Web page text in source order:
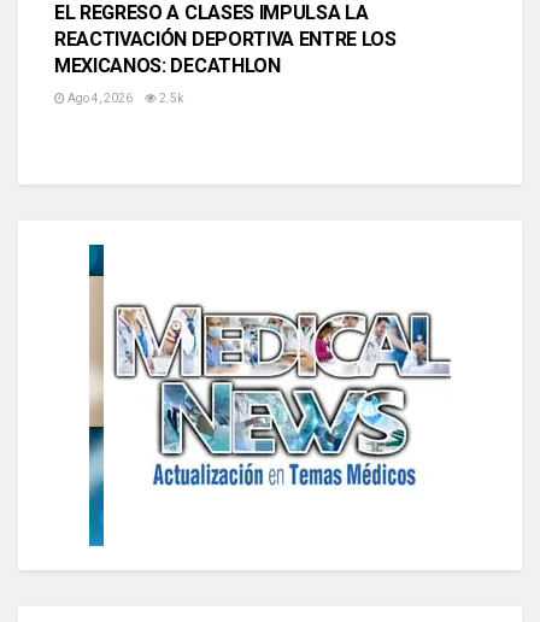
EL REGRESO A CLASES IMPULSA LA
REACTIVACIÓN DEPORTIVA ENTRE LOS
MEXICANOS: DECATHLON
Ago 4, 2026 2.5k